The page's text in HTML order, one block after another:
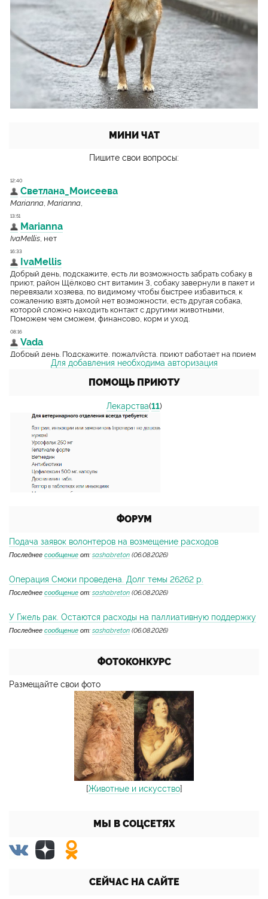
МИНИ ЧАТ
Пишите свои вопросы:
Для добавления необходима авторизация
ПОМОЩЬ ПРИЮТУ
Лекарства(11)
ФОРУМ
Подача заявок волонтеров на возмещение расходов
Последнее сообщение от: sashabreton (06.08.2026)
Операция Смоки проведена. Долг темы 26262 р.
Последнее сообщение от: sashabreton (06.08.2026)
У Гжель рак. Остаются расходы на паллиативную поддержку
Последнее сообщение от: sashabreton (06.08.2026)
ФОТОКОНКУРС
Размещайте свои фото
[Животные и искусство]
МЫ В СОЦСЕТЯХ
СЕЙЧАС НА САЙТЕ